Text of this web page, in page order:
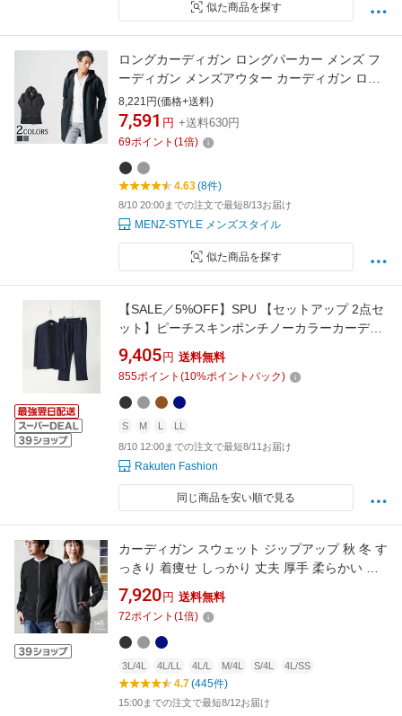
似た商品を探す
ロングカーディガン ロングパーカー メンズ フ
ーディガン メンズアウター カーディガン ロン
グ丈 ロング パーカー ジャケット 春 アウター
柄 コート メンズコート 長袖 おしゃれ ちょいワ
ル イケオジ 30代 40代 50代 メンズファッショ
8,221円(価格+送料)
7,591 円 +送料630円
69ポイント (1倍)
4.63(8件)
8/10 20:00までの注文で最短8/13お届け
MENZ-STYLE メンズスタイル
似た商品を探す
【SALE／5%OFF】SPU 【セットアップ 2点セ
ット】ピーチスキンポンチノーカラーカーディ
ガン＆テーパードパンツセットアップ カジュア
ル トップス カーディガン グレー ブラウン ブラ
ック ネイビー【送料無料】
9,405 円 送料無料
855ポイント (10%ポイントバック)
S M L
LL
8/10 12:00までの注文で最短8/11お届け
Rakuten Fashion
同じ商品を安い順で見る
カーディガン スウェット ジップアップ 秋 冬 す
っきり 着痩せ しっかり 丈夫 厚手 柔らかい 軽
い 暖かい 裏起毛 綿100 USA コットン リブ ダ
ブルジップ YKK メンズ レディース 長袖 クルー
ネック フードなし オフィス カジュアル パティ
SAIL セイル
7,920 円 送料無料
72ポイント (1倍)
3L/4L 4L/LL 4L/L M/4L S/4L 4L/SS
4.7(445件)
15:00までの注文で最短8/12お届け